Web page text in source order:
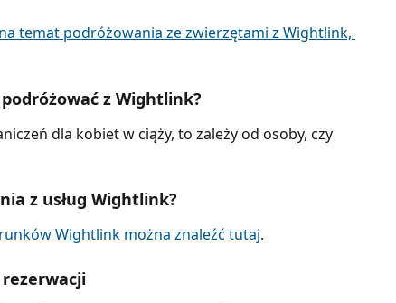
na temat podróżowania ze zwierzętami z Wightlink,
z Wightlink?
dla kobiet w ciąży, to zależy od osoby, czy
z usług Wightlink?
Wightlink można znaleźć tutaj.